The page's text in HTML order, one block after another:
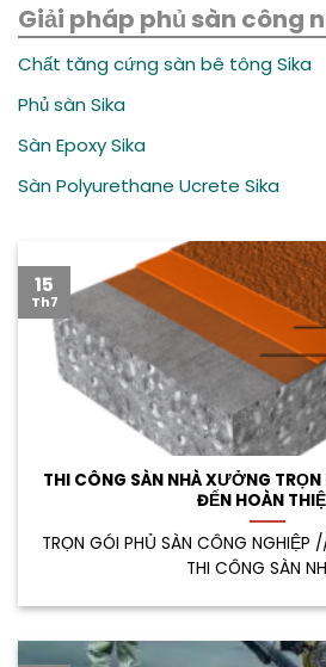
Giải pháp phủ sàn công
Chất tăng cứng sàn bê tông Sika
Phủ sàn Sika
Sàn Epoxy Sika
Sàn Polyurethane Ucrete Sika
THI CÔNG SÀN NHÀ XƯỞNG
ĐẾN HOÀN
TRỌN GÓI PHỦ SÀN CÔNG NGHIỆP
THI CÔNG SÀN
15
Th7